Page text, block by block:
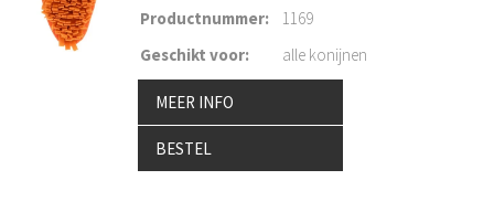
Productnummer:
1169
Geschikt voor: alle konijnen
MEER INFO
BESTEL